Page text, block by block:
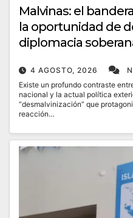
Malvinas: el
la oportunidad de
diplomacia
4 AGOSTO, 2026
Existe un profundo contraste
nacional y la actual política
“desmalvinización” que
reacción…